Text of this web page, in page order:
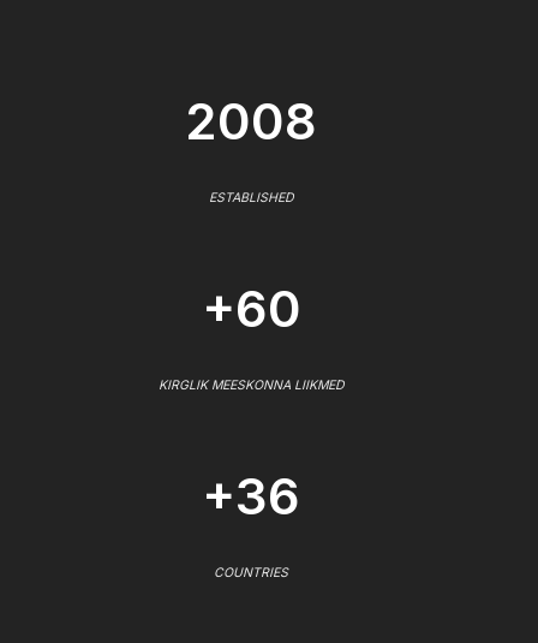
2008
ESTABLISHED
+60
KIRGLIK MEESKONNA LIIKMED
+36
COUNTRIES